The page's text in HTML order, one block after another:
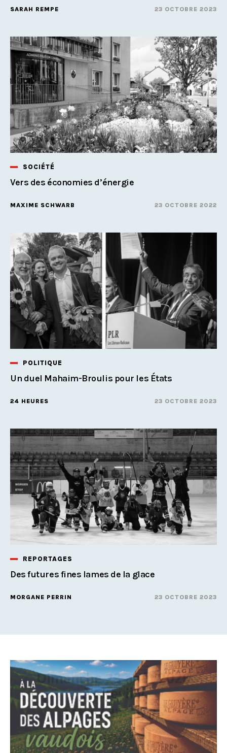
SARAH REMPE 23 OCTOBRE 2023
SOCIÉTÉ
Vers des économies d’énergie
MAXIME SCHWARB 23 OCTOBRE 2022
POLITIQUE
Un duel Mahaim-Broulis pour les États
24 HEURES 23 OCTOBRE 2023
REPORTAGES
Des futures fines lames de la glace
MORGANE PERRIN 23 OCTOBRE 2023